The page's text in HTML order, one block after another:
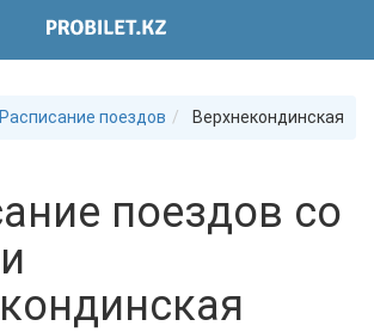
Расписание поездов Верхнекондинская
поездов со